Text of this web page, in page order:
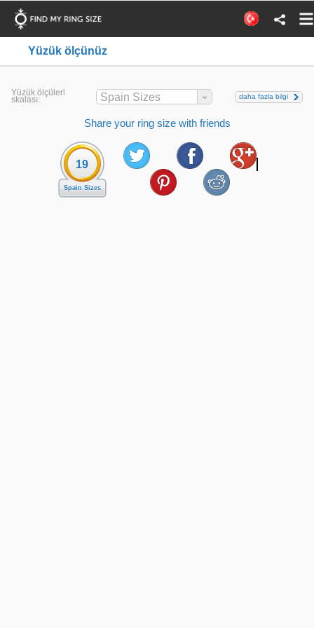
Yüzük ölçünüz
Yüzük ölçüleri
skalası: Spain Sizes daha fazla bilgi
Share your ring size with friends
19
Spain Sizes